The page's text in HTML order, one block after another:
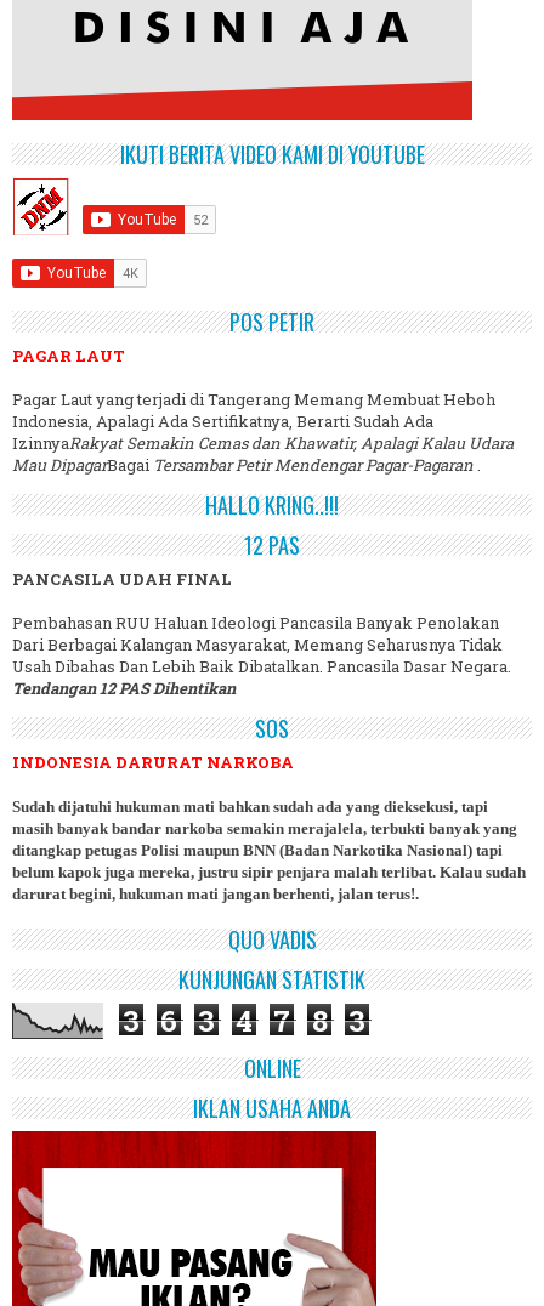
IKUTI BERITA VIDEO KAMI DI YOUTUBE
POS PETIR
PAGAR LAUT
Pagar Laut yang terjadi di Tangerang Memang Membuat Heboh
Indonesia, Apalagi Ada Sertifikatnya, Berarti Sudah Ada
IzinnyaRakyat Semakin Cemas dan Khawatir, Apalagi Kalau Udara
Mau DipagarBagai Tersambar Petir Mendengar Pagar-Pagaran.
HALLO KRING..!!!
12 PAS
PANCASILA UDAH FINAL
Pembahasan RUU Haluan Ideologi Pancasila Banyak Penolakan
Dari Berbagai Kalangan Masyarakat, Memang Seharusnya Tidak
Usah Dibahas Dan Lebih Baik Dibatalkan. Pancasila Dasar Negara.
Tendangan 12 PAS Dihentikan
SOS
INDONESIA DARURAT NARKOBA
Sudah dijatuhi hukuman mati bahkan sudah ada yang dieksekusi, tapi
masih banyak bandar narkoba semakin merajalela, terbukti banyak yang
ditangkap petugas Polisi maupun BNN (Badan Narkotika Nasional) tapi
belum kapok juga mereka, justru sipir penjara malah terlibat. Kalau sudah
darurat begini, hukuman mati jangan berhenti, jalan terus!.
QUO VADIS
KUNJUNGAN STATISTIK
3 6 3 4 7 8 3
ONLINE
IKLAN USAHA ANDA